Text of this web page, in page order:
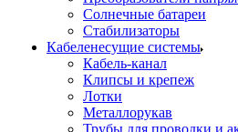
Солнечные батареи
Стабилизаторы
Кабеленесущие системы
Кабель-канал
Клипсы и крепеж
Лотки
Металлорукав
Трубы для проводки и